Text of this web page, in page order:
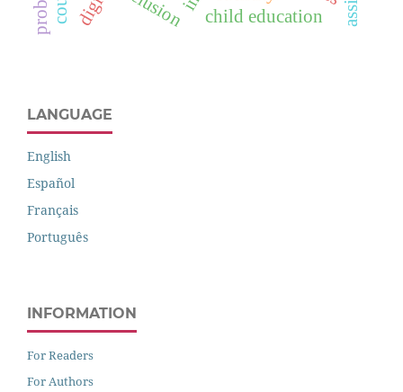
child education
LANGUAGE
English
Español
Français
Português
INFORMATION
For Readers
For Authors